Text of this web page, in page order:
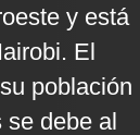
y está
El
población
se debe al